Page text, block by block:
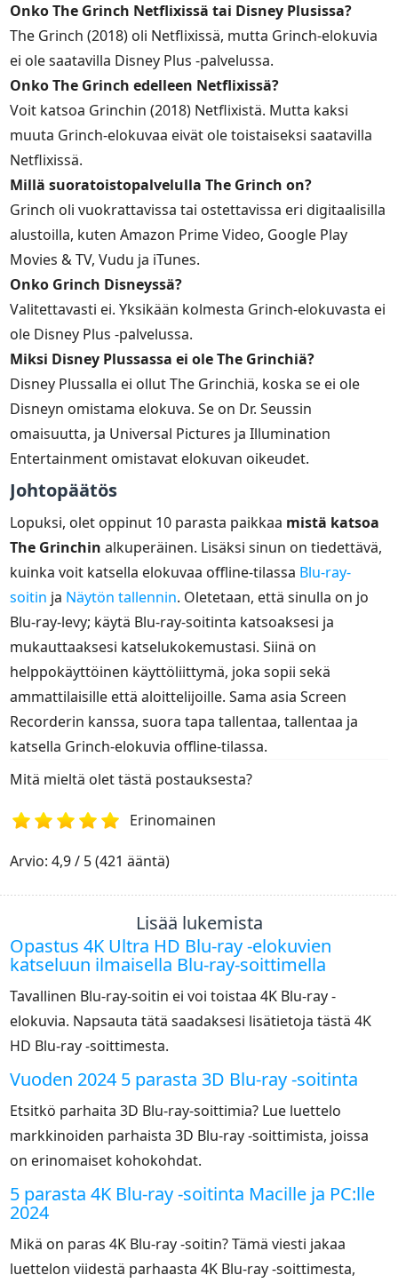
Onko The Grinch Netflixissä tai Disney Plusissa?
The Grinch (2018) oli Netflixissä, mutta Grinch-elokuvia
ei ole saatavilla Disney Plus -palvelussa.
Onko The Grinch edelleen Netflixissä?
Voit katsoa Grinchin (2018) Netflixistä. Mutta kaksi
muuta Grinch-elokuvaa eivät ole toistaiseksi saatavilla
Netflixissä.
Millä suoratoistopalvelulla The Grinch on?
Grinch oli vuokrattavissa tai ostettavissa eri digitaalisilla
alustoilla, kuten Amazon Prime Video, Google Play
Movies & TV, Vudu ja iTunes.
Onko Grinch Disneyssä?
Valitettavasti ei. Yksikään kolmesta Grinch-elokuvasta ei
ole Disney Plus -palvelussa.
Miksi Disney Plussassa ei ole The Grinchiä?
Disney Plussalla ei ollut The Grinchiä, koska se ei ole
Disneyn omistama elokuva. Se on Dr. Seussin
omaisuutta, ja Universal Pictures ja Illumination
Entertainment omistavat elokuvan oikeudet.
Johtopäätös
Lopuksi, olet oppinut 10 parasta paikkaa mistä katsoa
The Grinchin alkuperäinen. Lisäksi sinun on tiedettävä,
kuinka voit katsella elokuvaa offline-tilassa Blu-ray-
soitin ja Näytön tallennin. Oletetaan, että sinulla on jo
Blu-ray-levy; käytä Blu-ray-soitinta katsoaksesi ja
mukauttaaksesi katselukokemustasi. Siinä on
helppokäyttöinen käyttöliittymä, joka sopii sekä
ammattilaisille että aloittelijoille. Sama asia Screen
Recorderin kanssa, suora tapa tallentaa, tallentaa ja
katsella Grinch-elokuvia offline-tilassa.
Mitä mieltä olet tästä postauksesta?
1 2 3 4 5
Erinomainen
Arvio: 4,9 / 5 (421 ääntä)
Lisää lukemista
Opastus 4K Ultra HD Blu-ray -elokuvien
katseluun ilmaisella Blu-ray-soittimella
Tavallinen Blu-ray-soitin ei voi toistaa 4K Blu-ray -
elokuvia. Napsauta tätä saadaksesi lisätietoja tästä 4K
HD Blu-ray -soittimesta.
Vuoden 2024 5 parasta 3D Blu-ray -soitinta
Etsitkö parhaita 3D Blu-ray-soittimia? Lue luettelo
markkinoiden parhaista 3D Blu-ray -soittimista, joissa
on erinomaiset kohokohdat.
5 parasta 4K Blu-ray -soitinta Macille ja PC:lle
2024
Mikä on paras 4K Blu-ray -soitin? Tämä viesti jakaa
luettelon viidestä parhaasta 4K Blu-ray -soittimesta,